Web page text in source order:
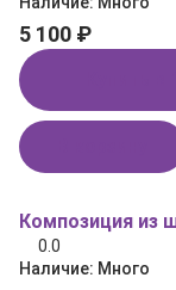
5 100 ₽
Композиция из
0.0
Наличие: Много